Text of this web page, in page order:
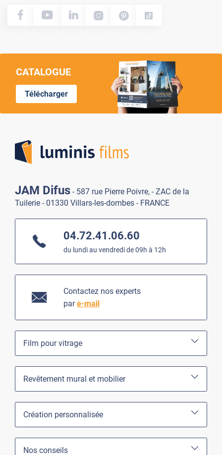
CATALOGUE
Télécharger
JAM Difus - 587 rue Pierre Poivre, - ZAC de la
Tuilerie - 01330 Villars-les-dombes - FRANCE
04.72.41.06.60
du lundi au vendredi de 09h à 12h
Contactez nos experts
pare-mail
Film pour vitrage
Revêtement mural et mobilier
Création personnalisée
Nos conseils